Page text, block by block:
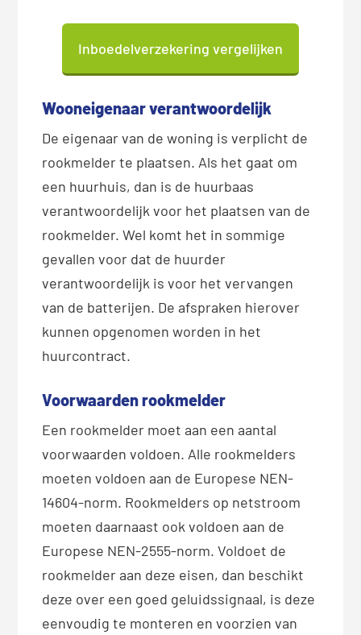
Inboedelverzekering vergelijken
Wooneigenaar verantwoordelijk
De eigenaar van de woning is verplicht de
rookmelder te plaatsen. Als het gaat om
een huurhuis, dan is de huurbaas
verantwoordelijk voor het plaatsen van de
rookmelder. Wel komt het in sommige
gevallen voor dat de huurder
verantwoordelijk is voor het vervangen
van de batterijen. De afspraken hierover
kunnen opgenomen worden in het
huurcontract.
Voorwaarden rookmelder
Een rookmelder moet aan een aantal
voorwaarden voldoen. Alle rookmelders
moeten voldoen aan de Europese NEN-
14604-norm. Rookmelders op netstroom
moeten daarnaast ook voldoen aan de
Europese NEN-2555-norm. Voldoet de
rookmelder aan deze eisen, dan beschikt
deze over een goed geluidssignaal, is deze
eenvoudig te monteren en voorzien van